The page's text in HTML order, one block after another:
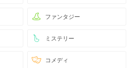
ファンタジー
ミステリー
コメディ